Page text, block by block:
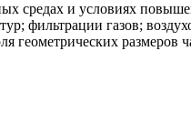
средах и условиях
фильтрации газов;
геометрических размеров